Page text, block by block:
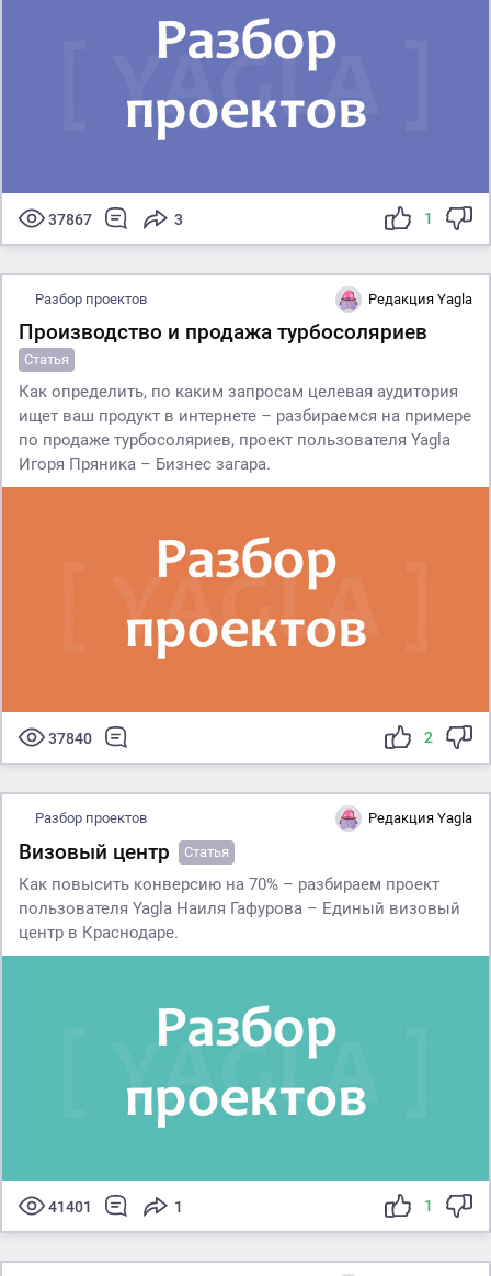
37867 3 1
Разбор проектов Редакция Yagla
Производство и продажа турбосоляриев
Статья
Как определить, по каким запросам целевая аудитория
ищет ваш продукт в интернете – разбираемся на примере
по продаже турбосоляриев, проект пользователя Yagla
Игоря Пряника – Бизнес загара.
37840 2
Разбор проектов Редакция Yagla
Визовый центр Статья
Как повысить конверсию на 70% – разбираем проект
пользователя Yagla Наиля Гафурова – Единый визовый
центр в Краснодаре.
41401 1 1